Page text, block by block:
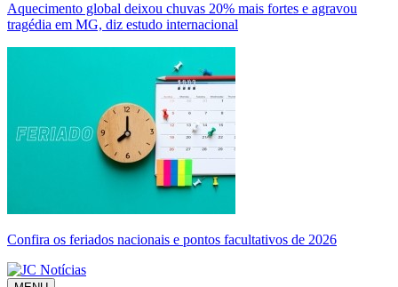
Aquecimento global deixou chuvas 20% mais fortes e agravou
tragédia em MG, diz estudo internacional
Confira os feriados nacionais e pontos facultativos de 2026